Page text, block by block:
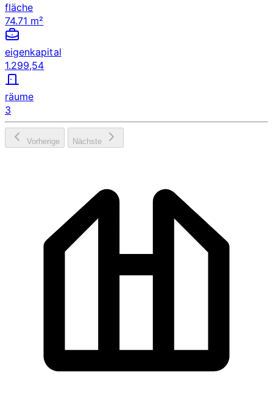
fläche
74.71 m²
eigenkapital
1.299,54
räume
3
Vorherige Nächste